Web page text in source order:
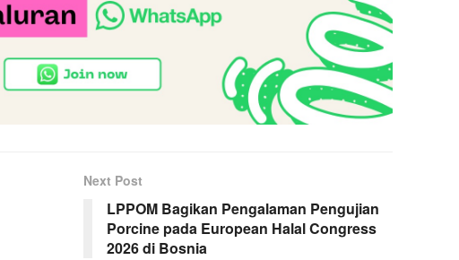
Next Post
LPPOM Bagikan Pengalaman Pengujian
Porcine pada European Halal Congress
2026 di Bosnia